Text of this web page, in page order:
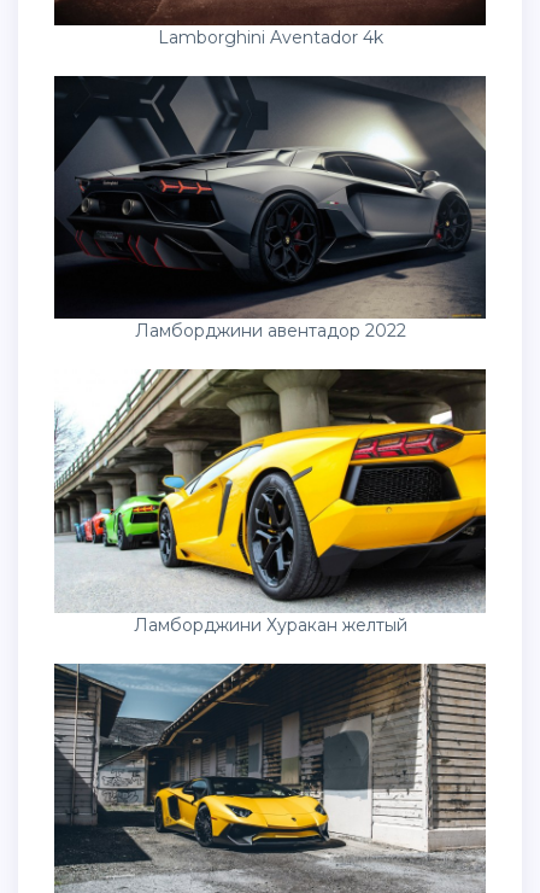
Lamborghini Aventador 4k
Ламборджини авентадор 2022
Ламборджини Хуракан желтый